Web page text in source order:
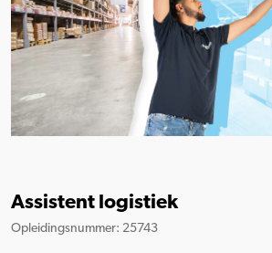
Assistent logistiek
Opleidingsnummer: 25743